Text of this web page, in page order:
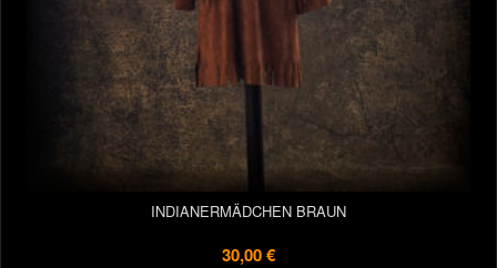
INDIANERMÄDCHEN BRAUN
30,00 €